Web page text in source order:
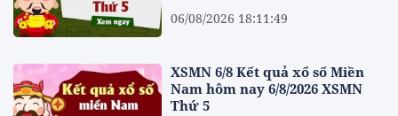
06/08/2026 18:11:49
XSMN 6/8 Kết quả xổ số Miền
Nam hôm nay 6/8/2026 XSMN
Thứ 5